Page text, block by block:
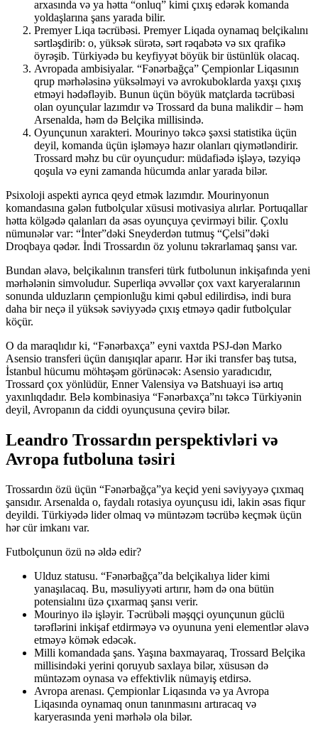
arxasında və ya hətta “onluq” kimi çıxış edərək komanda
yoldaşlarına şans yarada bilir.
Premyer Liqa təcrübəsi. Premyer Liqada oynamaq belçikalını
sərtləşdirib: o, yüksək sürətə, sərt rəqabətə və sıx qrafikə
öyrəşib. Türkiyədə bu keyfiyyət böyük bir üstünlük olacaq.
Avropada ambisiyalar. “Fənərbağça” Çempionlar Liqasının
qrup mərhələsinə yüksəlməyi və avrokuboklarda yaxşı çıxış
etməyi hədəfləyib. Bunun üçün böyük matçlarda təcrübəsi
olan oyunçular lazımdır və Trossard da buna malikdir – həm
Arsenalda, həm də Belçika millisində.
Oyunçunun xarakteri. Mourinyo təkcə şəxsi statistika üçün
deyil, komanda üçün işləməyə hazır olanları qiymətləndirir.
Trossard məhz bu cür oyunçudur: müdafiədə işləyə, təzyiqə
qoşula və eyni zamanda hücumda anlar yarada bilər.
Psixoloji aspekti ayrıca qeyd etmək lazımdır. Mourinyonun
komandasına gələn futbolçular xüsusi motivasiya alırlar. Portuqallar
hətta kölgədə qalanları da əsas oyunçuya çevirməyi bilir. Çoxlu
nümunələr var: “İnter”dəki Sneyderdən tutmuş “Çelsi”dəki
Droqbaya qədər. İndi Trossardın öz yolunu təkrarlamaq şansı var.
Bundan əlavə, belçikalının transferi türk futbolunun inkişafında yeni
mərhələnin simvoludur. Superliqa əvvəllər çox vaxt karyeralarının
sonunda ulduzların çempionluğu kimi qəbul edilirdisə, indi bura
daha bir neçə il yüksək səviyyədə çıxış etməyə qadir futbolçular
köçür.
O da maraqlıdır ki, “Fənərbaxça” eyni vaxtda PSJ-dən Marko
Asensio transferi üçün danışıqlar aparır. Hər iki transfer baş tutsa,
İstanbul hücumu möhtəşəm görünəcək: Asensio yaradıcıdır,
Trossard çox yönlüdür, Enner Valensiya və Batshuayi isə artıq
yaxınlıqdadır. Belə kombinasiya “Fənərbaxça”nı təkcə Türkiyənin
deyil, Avropanın da ciddi oyunçusuna çevirə bilər.
Leandro Trossardın perspektivləri və
Avropa futboluna təsiri
Trossardın özü üçün “Fənərbağça”ya keçid yeni səviyyəyə çıxmaq
şansıdır. Arsenalda o, faydalı rotasiya oyunçusu idi, lakin əsas fiqur
deyildi. Türkiyədə lider olmaq və müntəzəm təcrübə keçmək üçün
hər cür imkanı var.
Futbolçunun özü nə əldə edir?
Ulduz statusu. “Fənərbağça”da belçikalıya lider kimi
yanaşılacaq. Bu, məsuliyyəti artırır, həm də ona bütün
potensialını üzə çıxarmaq şansı verir.
Mourinyo ilə işləyir. Təcrübəli məşqçi oyunçunun güclü
tərəflərini inkişaf etdirməyə və oyununa yeni elementlər əlavə
etməyə kömək edəcək.
Milli komandada şans. Yaşına baxmayaraq, Trossard Belçika
millisindəki yerini qoruyub saxlaya bilər, xüsusən də
müntəzəm oynasa və effektivlik nümayiş etdirsə.
Avropa arenası. Çempionlar Liqasında və ya Avropa
Liqasında oynamaq onun tanınmasını artıracaq və
karyerasında yeni mərhələ ola bilər.